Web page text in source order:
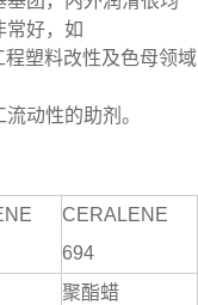
常好，如
塑料改性及色母领域
动性的助剂。
CERALENE
694
聚酯蜡